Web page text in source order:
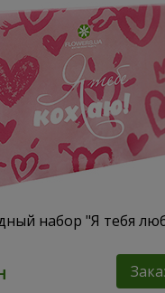
набор "Я тебя